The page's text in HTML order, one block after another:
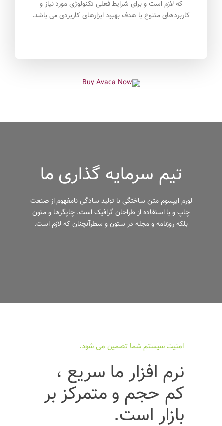
که لازم است و برای شرایط فعلی تکنولوژی مورد نیاز و
کاربردهای متنوع با هدف بهبود ابزارهای کاربردی می باشد.
تیم سرمایه گذاری ما
لورم ایپسوم متن ساختگی با تولید سادگی نامفهوم از صنعت
چاپ و با استفاده از طراحان گرافیک است. چاپگرها و متون
بلکه روزنامه و مجله در ستون و سطرآنچنان که لازم است.
امنیت سیستم شما تضمین می شود.
نرم افزار ما سریع ،
کم حجم و متمرکز بر
بازار است.